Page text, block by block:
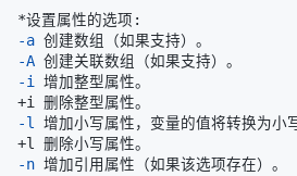
-a
-A
-i
-l
-n